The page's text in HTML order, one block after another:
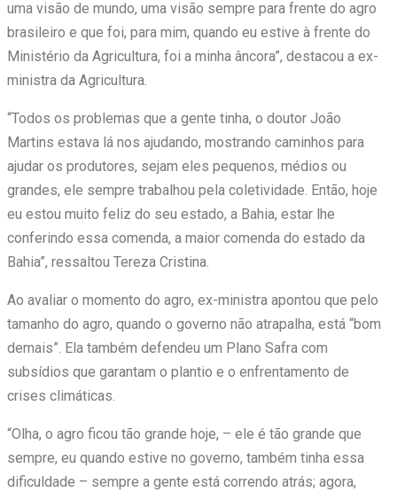
uma visão de mundo, uma visão sempre para frente do agro
brasileiro e que foi, para mim, quando eu estive à frente do
Ministério da Agricultura, foi a minha âncora”, destacou a ex-
ministra da Agricultura.
“Todos os problemas que a gente tinha, o doutor João
Martins estava lá nos ajudando, mostrando caminhos para
ajudar os produtores, sejam eles pequenos, médios ou
grandes, ele sempre trabalhou pela coletividade. Então, hoje
eu estou muito feliz do seu estado, a Bahia, estar lhe
conferindo essa comenda, a maior comenda do estado da
Bahia”, ressaltou Tereza Cristina.
Ao avaliar o momento do agro, ex-ministra apontou que pelo
tamanho do agro, quando o governo não atrapalha, está “bom
demais”. Ela também defendeu um Plano Safra com
subsídios que garantam o plantio e o enfrentamento de
crises climáticas.
“Olha, o agro ficou tão grande hoje, – ele é tão grande que
sempre, eu quando estive no governo, também tinha essa
dificuldade – sempre a gente está correndo atrás; agora,